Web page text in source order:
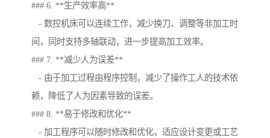
### 6. **生产效率高**
- 数控机床可以连续工作，减少换刀、调整等非加工时
间，同时支持多轴联动，进一步提高加工效率。
### 7. **减少人为误差**
- 由于加工过程由程序控制，减少了操作工人的技术依
赖，降低了人为因素导致的误差。
### 8. **易于修改和优化**
- 加工程序可以随时修改和优化，适应设计变更或工艺